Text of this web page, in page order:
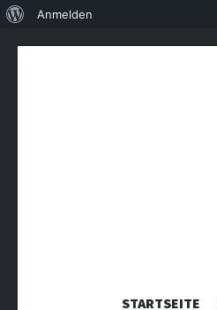
STARTSEITE
Über
Anmelden